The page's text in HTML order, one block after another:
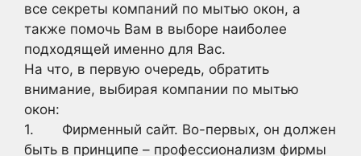
все секреты компаний по мытью окон, а
также помочь Вам в выборе наиболее
подходящей именно для Вас.
На что, в первую очередь, обратить
внимание, выбирая компании по мытью
окон:
1. Фирменный сайт. Во-первых, он должен
быть в принципе – профессионализм фирмы